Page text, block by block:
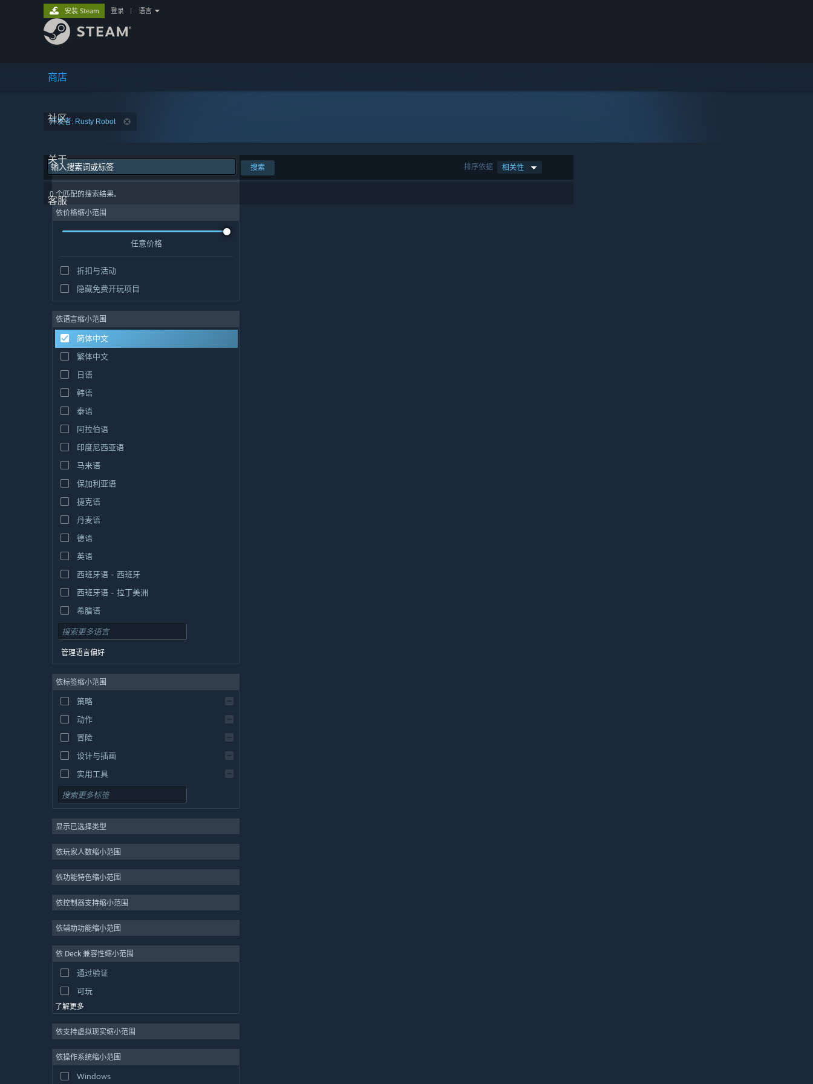
商店
社区
关于
客服
安装 Steam 登录 语言
开发者: Rusty Robot
排序依据 相关性
搜索
0 个匹配的搜索结果。
依价格缩小范围
任意价格
折扣与活动
隐藏免费开玩项目
依语言缩小范围
简体中文
繁体中文
日语
韩语
泰语
阿拉伯语
印度尼西亚语
马来语
保加利亚语
捷克语
丹麦语
德语
英语
西班牙语 - 西班牙
西班牙语 - 拉丁美洲
希腊语
管理语言偏好
依标签缩小范围
策略
动作
冒险
设计与插画
实用工具
免费开玩
大型多人在线
独立
休闲
模拟
视频制作
照片编辑
显示已选择类型
依玩家人数缩小范围
依功能特色缩小范围
依控制器支持缩小范围
依辅助功能缩小范围
依 Deck 兼容性缩小范围
通过验证
可玩
了解更多
依支持虚拟现实缩小范围
依操作系统缩小范围
Windows